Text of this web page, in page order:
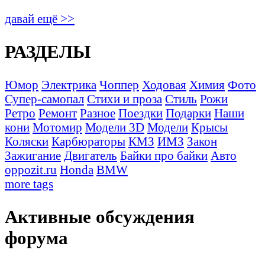
давай ещё >>
РАЗДЕЛЫ
Юмор Электрика Чоппер Ходовая Химия Фото
Супер-самопал Стихи и проза Стиль Рожи
Ретро Ремонт Разное Поездки Подарки Наши
кони Мотомир Модели 3D Модели Крысы
Коляски Карбюраторы КМЗ ИМЗ Закон
Зажигание Двигатель Байки про байки Авто
oppozit.ru Honda BMW
more tags
Активные обсуждения
форума